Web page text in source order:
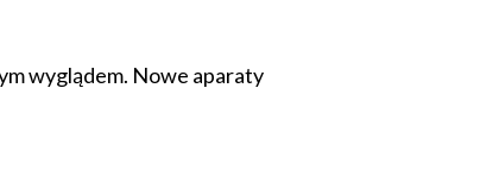
wyglądem. Nowe aparaty